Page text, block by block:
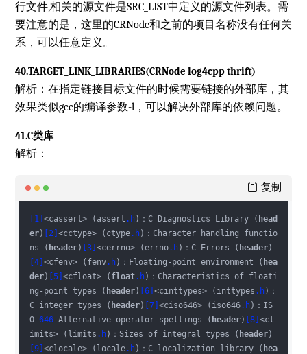
行文件,相关的源文件是SRC_LIST中定义的源文件列表。需
要注意的是，这里的CRNode和之前的项目名称没有任何关
系，可以任意定义。
40.TARGET_LINK_LIBRARIES(CRNode log4cpp thrift)
解析：在指定链接目标文件的时候需要链接的外部库，其
效果类似gcc的编译参数-l，可以解决外部库的依赖问题。
41.C类库
解析：
[1] <cassert> (assert .h)：C Diagnostics Library ( head
er) [2] <cctype> (ctype.h)：Character handling functio
ns ( header) [3] <cerrno> (errno.h)：C Errors ( header)
[4] <cfenv> (fenv.h)：Floating-point environment ( hea
der) [5] <cfloat> ( float.h)：Characteristics of floati
ng-point types ( header) [6] <cinttypes> (inttypes .h)：
C integer types ( header) [7] <ciso646> (iso646.h)：IS
O 646 Alternative operator spellings ( header) [8] <cl
imits> (limits .h)：Sizes of integral types ( header)
[9] <clocale> (locale.h)：C localization library ( hea
复制